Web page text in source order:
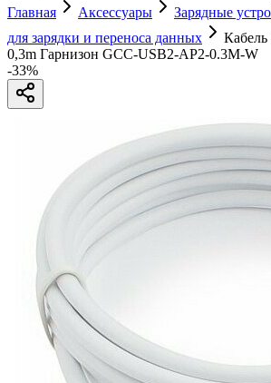
Главная Аксессуары Зарядные
для зарядки и переноса данных
0,3m Гарнизон GCC-USB2-AP2-0.3M-W
-33%